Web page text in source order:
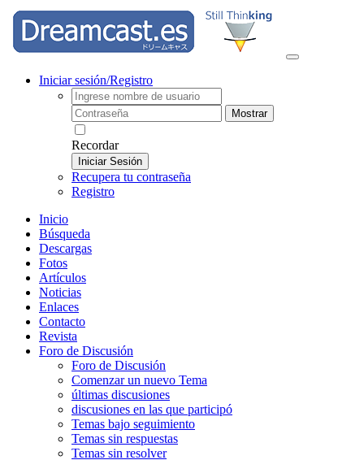
Iniciar sesión/Registro
Mostrar
Recordar
Iniciar Sesión
Recupera tu contraseña
Registro
Inicio
Búsqueda
Descargas
Fotos
Artículos
Noticias
Enlaces
Contacto
Revista
Foro de Discusión
Foro de Discusión
Comenzar un nuevo Tema
últimas discusiones
discusiones en las que participó
Temas bajo seguimiento
Temas sin respuestas
Temas sin resolver